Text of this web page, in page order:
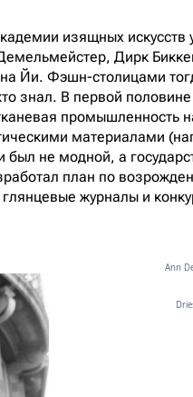
изящных искусств
Дирк
Йи. Фэшн-столицами
знал. В первой
промышленность
материалами
не модной, а
план по
журналы и
Ann